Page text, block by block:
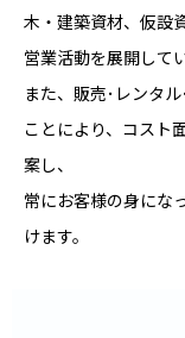
木・建築資材、仮設
営業活動を展開して
また、販売･レンタ
ことにより、コスト
案し、
常にお客様の身にな
けます。